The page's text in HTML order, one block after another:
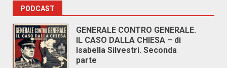
PODCAST
GENERALE CONTRO GENERALE.
IL CASO DALLA CHIESA – di
Isabella Silvestri. Seconda
parte